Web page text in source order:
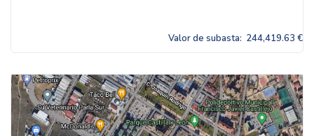
Valor de subasta: 244,419.63 €